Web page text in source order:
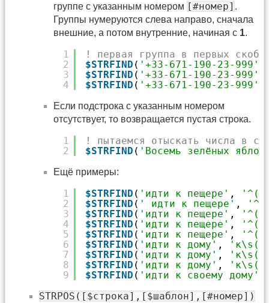
группе с указанным номером [#номер] .
Группы нумеруются слева направо, сначала
внешние, а потом внутренние, начиная с 1.
1
2
3
4
! первая группа в первых
$STRFIND ( '+33-671-190-23-999'
$STRFIND ( '+33-671-190-23-999'
$STRFIND ( '+33-671-190-23-999'
Если подстрока с указанным номером
отсутствует, то возвращается пустая строка.
1
2
! пытаемся отыскать числа в
$STRFIND ( 'Восемь зелёных
Ещё примеры:
1
2
3
4
5
6
7
8
9
$STRFIND ( 'идти к пещере' ,
$STRFIND ( ' идти к пещере' ,
$STRFIND ( 'идти к пещере' ,
$STRFIND ( 'идти к пещере' ,
$STRFIND ( 'идти к пещере' ,
$STRFIND ( 'идти к дому' ,
$STRFIND ( 'идти к дому' ,
$STRFIND ( 'идти к дому' ,
$STRFIND ( 'идти к своему дому'
STRPOS([$строка],[$шаблон],[#номер])